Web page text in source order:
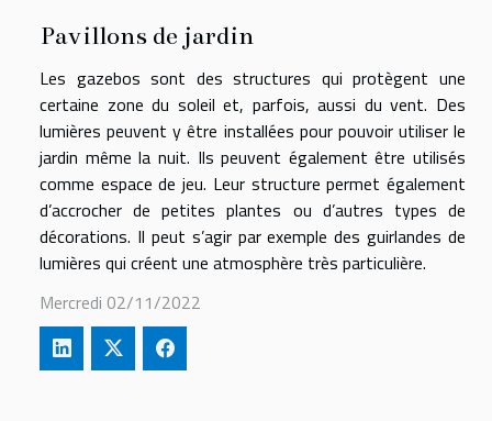
Pavillons de jardin
Les gazebos sont des structures qui protègent une
certaine zone du soleil et, parfois, aussi du vent. Des
lumières peuvent y être installées pour pouvoir utiliser le
jardin même la nuit. Ils peuvent également être utilisés
comme espace de jeu. Leur structure permet également
d’accrocher de petites plantes ou d’autres types de
décorations. Il peut s’agir par exemple des guirlandes de
lumières qui créent une atmosphère très particulière.
Mercredi 02/11/2022